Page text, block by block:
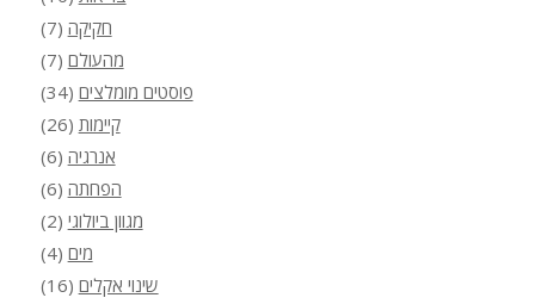
חקיקה (7)
מהעולם (7)
פוסטים מומלצים (34)
קיימות (26)
אנרגיה (6)
הפחתה (6)
מגוון ביולוגי (2)
מים (4)
שינוי אקלים (16)